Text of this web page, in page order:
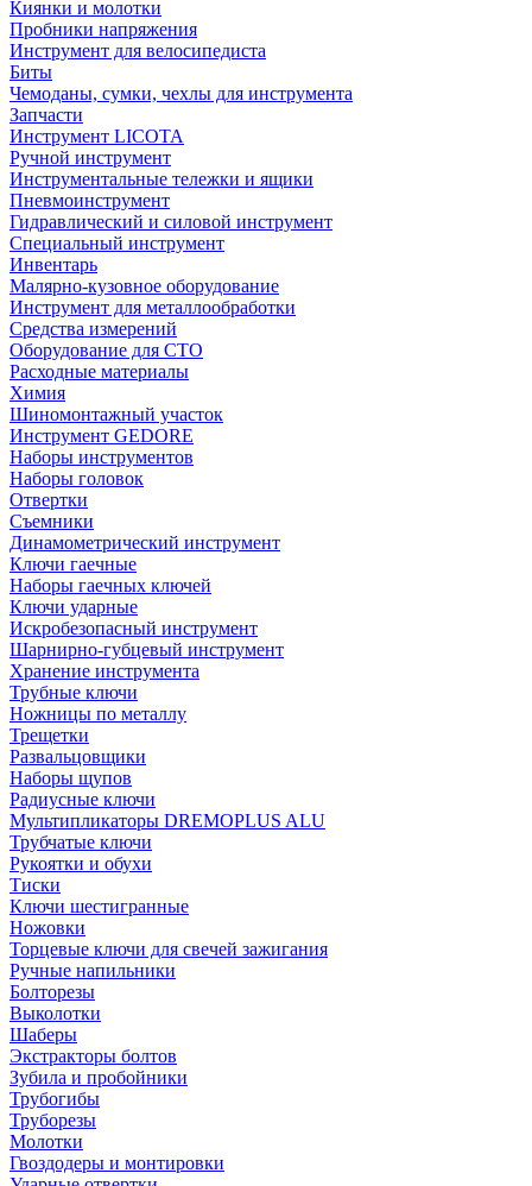
Киянки и молотки
Пробники напряжения
Инструмент для велосипедиста
Биты
Чемоданы, сумки, чехлы для инструмента
Запчасти
Инструмент LICOTA
Ручной инструмент
Инструментальные тележки и ящики
Пневмоинструмент
Гидравлический и силовой инструмент
Специальный инструмент
Инвентарь
Малярно-кузовное оборудование
Инструмент для металлообработки
Средства измерений
Оборудование для СТО
Расходные материалы
Химия
Шиномонтажный участок
Инструмент GEDORE
Наборы инструментов
Наборы головок
Отвертки
Съемники
Динамометрический инструмент
Ключи гаечные
Наборы гаечных ключей
Ключи ударные
Искробезопасный инструмент
Шарнирно-губцевый инструмент
Хранение инструмента
Трубные ключи
Ножницы по металлу
Трещетки
Развальцовщики
Наборы щупов
Радиусные ключи
Мультипликаторы DREMOPLUS ALU
Трубчатые ключи
Рукоятки и обухи
Тиски
Ключи шестигранные
Ножовки
Торцевые ключи для свечей зажигания
Ручные напильники
Болторезы
Выколотки
Шаберы
Экстракторы болтов
Зубила и пробойники
Трубогибы
Труборезы
Молотки
Гвоздодеры и монтировки